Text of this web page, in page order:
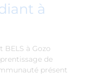
à
à Gozo
de
présent